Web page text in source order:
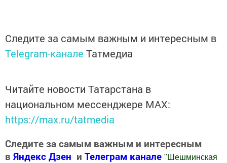
Следите за самым важным и интересным в
Telegram-канале Татмедиа
Читайте новости Татарстана в
национальном мессенджере MАХ:
https://max.ru/tatmedia
Следите за самым важным и интересным
в Яндекс Дзен и Телеграм канале " Шешминская